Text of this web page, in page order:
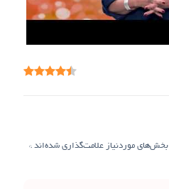
بخش‌های موردنیاز علامت‌گذاری شده‌اند *